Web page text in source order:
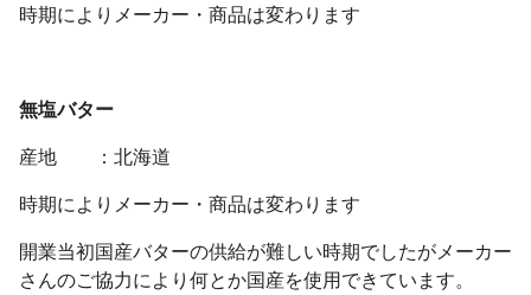
時期によりメーカー・商品は変わります
無塩バター
産地 ：北海道
時期によりメーカー・商品は変わります
開業当初国産バターの供給が難しい時期でしたがメーカー
さんのご協力により何とか国産を使用できています。